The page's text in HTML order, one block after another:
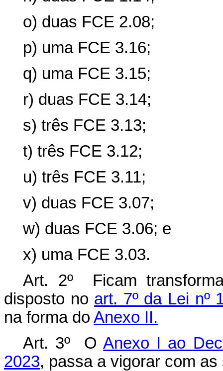
o) duas FCE 2.08;
p) uma FCE 3.16;
q) uma FCE 3.15;
r) duas FCE 3.14;
s) três FCE 3.13;
t) três FCE 3.12;
u) três FCE 3.11;
v) duas FCE 3.07;
w) duas FCE 3.06; e
x) uma FCE 3.03.
Art. 2º Ficam
disposto no art. 7º da Lei nº
na forma do Anexo II.
Art. 3º OAnexo I ao
2023, passa a vigorar com